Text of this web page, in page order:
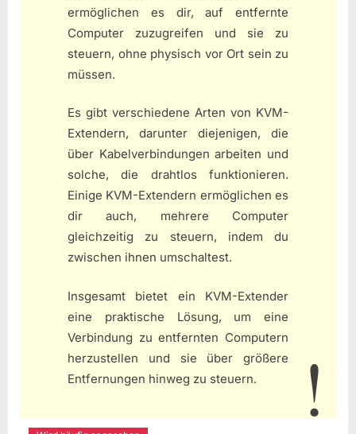
ermöglichen es dir, auf entfernte
Computer zuzugreifen und sie zu
steuern, ohne physisch vor Ort sein zu
müssen.
Es gibt verschiedene Arten von KVM-
Extendern, darunter diejenigen, die
über Kabelverbindungen arbeiten und
solche, die drahtlos funktionieren.
Einige KVM-Extendern ermöglichen es
dir auch, mehrere Computer
gleichzeitig zu steuern, indem du
zwischen ihnen umschaltest.
Insgesamt bietet ein KVM-Extender
eine praktische Lösung, um eine
Verbindung zu entfernten Computern
herzustellen und sie über größere
Entfernungen hinweg zu steuern.